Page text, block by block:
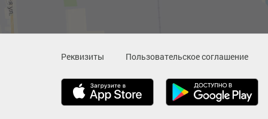
Реквизиты Пользовательское соглашение